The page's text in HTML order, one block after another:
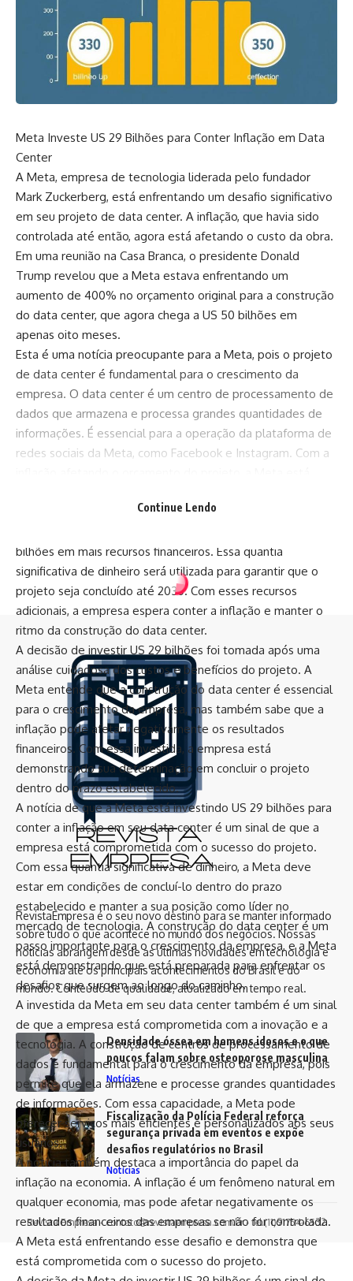
Meta Investe US 29 Bilhões para Conter Inflação em Data
Center
A Meta, empresa de tecnologia liderada pelo fundador
Mark Zuckerberg, está enfrentando um desafio significativo
em seu projeto de data center. A inflação, que havia sido
controlada até então, agora está afetando o custo da obra.
Em uma reunião na Casa Branca, o presidente Donald
Trump revelou que a Meta estava enfrentando um
aumento de 400% no orçamento original para a construção
do data center, que agora chega a US 50 bilhões em
apenas oito meses.
Esta é uma notícia preocupante para a Meta, pois o projeto
de data center é fundamental para o crescimento da
empresa. O data center é um centro de processamento de
dados que armazena e processa grandes quantidades de
informações. É essencial para a operação da plataforma de
redes sociais da Meta, como Facebook e Instagram. Com a
do prazo estabelecido.
bilhões em mais recursos financeiros. Essa quantia
significativa de dinheiro será utilizada para garantir que o
projeto seja concluído até 2030. Com esses recursos
adicionais, a empresa espera conter a inflação e manter o
ritmo da construção do data center.
A decisão de investir US 29 bilhões foi tomada após uma
análise cuidadosa dos custos e benefícios do projeto. A
Meta entende que a construção do data center é essencial
para o crescimento da empresa, mas também sabe que a
inflação pode afetar negativamente os resultados
financeiros. Com essa investida, a empresa está
demonstrando sua determinação em concluir o projeto
dentro do prazo estabelecido.
A notícia de que a Meta está investindo US 29 bilhões para
conter a inflação em seu data center é um sinal de que a
empresa está comprometida com o sucesso do projeto.
Com essa quantia significativa de dinheiro, a Meta deve
estar em condições de concluí-lo dentro do prazo
estabelecido e manter a sua posição como líder no
mercado de tecnologia. A construção do data center é um
passo importante para o crescimento da empresa, e a Meta
está demonstrando que está preparada para enfrentar os
desafios que surgem ao longo do caminho.
A investida da Meta em seu data center também é um sinal
de que a empresa está comprometida com a inovação e a
tecnologia. A construção de centros de processamento de
dados é fundamental para o crescimento da empresa, pois
permite que ela armazene e processe grandes quantidades
de informações. Com essa capacidade, a Meta pode
oferecer serviços mais eficientes e personalizados aos seus
usuários.
A notícia também destaca a importância do papel da
inflação na economia. A inflação é um fenômeno natural em
qualquer economia, mas pode afetar negativamente os
resultados financeiros das empresas se não for controlada.
A Meta está enfrentando esse desafio e demonstra que
está comprometida com o sucesso do projeto.
Continue Lendo
Guia de ecoturismo na Chapada dos Veadeiros: trilhas, cachoeiras e experiências imperdíveis
NOTÍCIAS
Guia de ecoturismo na Chapada dos
Veadeiros: trilhas, cachoeiras e
experiências imperdíveis
PorDiego Rodríguez Velázquez agosto 27, 2025
6 Min de leitura
Leonardo Rocha de Almeida Abreu apresenta um guia completo para
explorar as trilhas e cachoeiras da Chapada dos Veadeiros.
A Chapada dos Veadeiros, localizada no coração de Goiás, é
um dos destinos mais encantadores para quem busca
contato direto com a natureza, aventura e tranquilidade.
Segundo Leonardo Rocha de Almeida Abreu, a região
combina cenários de rara beleza, trilhas desafiadoras e
cachoeiras de águas cristalinas, atraindo viajantes que
desejam vivenciar um turismo sustentável e profundamente
conectado ao meio ambiente.
Contents
Melhor época para visitar a Chapada dos Veadeiros